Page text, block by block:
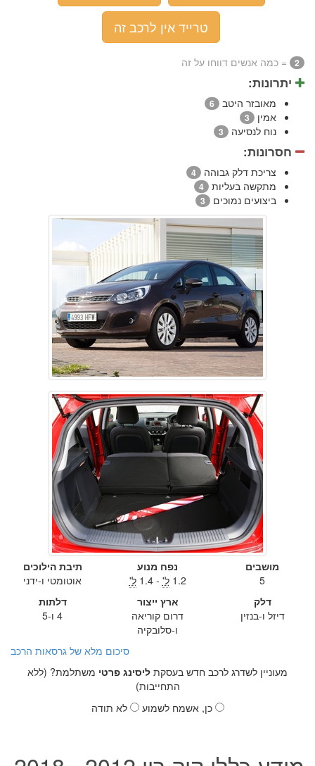
טרייד אין לרכב זה
2 = כמה אנשים דווחו על זה
יתרונות:
מאובזר היטב 6
אמין 3
נוח לנסיעה 3
חסרונות:
צריכת דלק גבוהה 4
מתקשה בעליות 4
ביצועים נמוכים 3
מושבים
5
נפח מנוע
1.2 ל' - 1.4 ל'
תיבת הילוכים
אוטומטי ו-ידני
דלק
דיזל ו-בנזין
ארץ ייצור
דרום קוריאה
ו-סלובקיה
דלתות
4 ו-5
סיכום מלא של גרסאות הרכב
מעוניין לשדרג לרכב חדש בעסקת ליסינג פרטי משתלמת? (ללא
התחייבות)
כן, אשמח לשמוע
לא תודה